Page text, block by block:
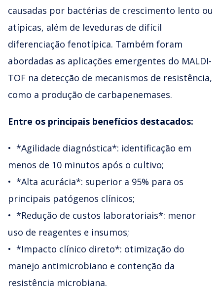
causadas por bactérias de crescimento lento ou
atípicas, além de leveduras de difícil
diferenciação fenotípica. Também foram
abordadas as aplicações emergentes do MALDI-
TOF na detecção de mecanismos de resistência,
como a produção de carbapenemases.
Entre os principais benefícios destacados:
•⁠ ⁠*Agilidade diagnóstica*: identificação em
menos de 10 minutos após o cultivo;
•⁠ ⁠*Alta acurácia*: superior a 95% para os
principais patógenos clínicos;
•⁠ ⁠*Redução de custos laboratoriais*: menor
uso de reagentes e insumos;
•⁠ ⁠*Impacto clínico direto*: otimização do
manejo antimicrobiano e contenção da
resistência microbiana.